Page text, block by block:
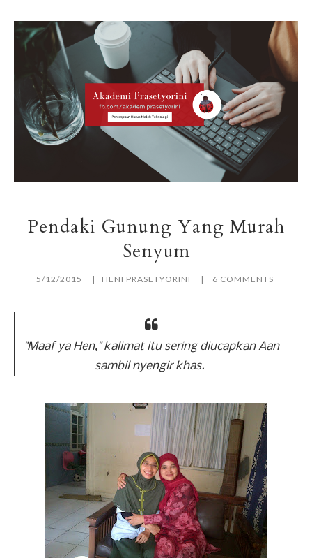
Pendaki Gunung Yang Murah
Senyum
5/12/2015 HENI PRASETYORINI 6 COMMENTS
"Maaf ya Hen," kalimat itu sering diucapkan Aan
sambil nyengir khas.